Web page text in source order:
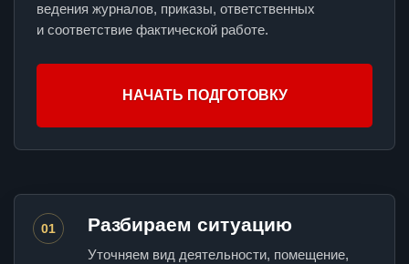
ведения журналов, приказы, ответственных
и соответствие фактической работе.
НАЧАТЬ ПОДГОТОВКУ
01 Разбираем ситуацию
Уточняем вид деятельности, помещение,